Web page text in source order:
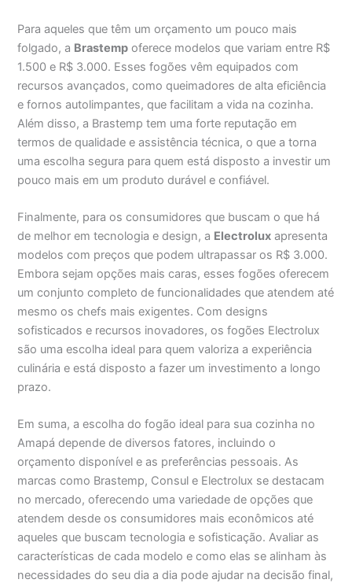
Para aqueles que têm um orçamento um pouco mais
folgado, a Brastemp oferece modelos que variam entre R$
1.500 e R$ 3.000. Esses fogões vêm equipados com
recursos avançados, como queimadores de alta eficiência
e fornos autolimpantes, que facilitam a vida na cozinha.
Além disso, a Brastemp tem uma forte reputação em
termos de qualidade e assistência técnica, o que a torna
uma escolha segura para quem está disposto a investir um
pouco mais em um produto durável e confiável.
Finalmente, para os consumidores que buscam o que há
de melhor em tecnologia e design, a Electrolux apresenta
modelos com preços que podem ultrapassar os R$ 3.000.
Embora sejam opções mais caras, esses fogões oferecem
um conjunto completo de funcionalidades que atendem até
mesmo os chefs mais exigentes. Com designs
sofisticados e recursos inovadores, os fogões Electrolux
são uma escolha ideal para quem valoriza a experiência
culinária e está disposto a fazer um investimento a longo
prazo.
Em suma, a escolha do fogão ideal para sua cozinha no
Amapá depende de diversos fatores, incluindo o
orçamento disponível e as preferências pessoais. As
marcas como Brastemp, Consul e Electrolux se destacam
no mercado, oferecendo uma variedade de opções que
atendem desde os consumidores mais econômicos até
aqueles que buscam tecnologia e sofisticação. Avaliar as
características de cada modelo e como elas se alinham às
necessidades do seu dia a dia pode ajudar na decisão final,